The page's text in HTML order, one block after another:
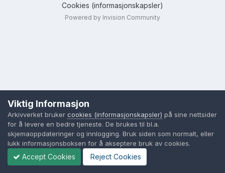
Cookies (informasjonskapsler)
Powered by Invision Community
Viktig Informasjon
Arkivverket bruker cookies (informasjonskapsler) på sine nettsider
for å levere en bedre tjeneste. De brukes til bl.a.
skjemaoppdateringer og innlogging. Bruk siden som normalt, eller
lukk informasjonsboksen for å akseptere bruk av cookies.
Accept Cookies Reject Cookies